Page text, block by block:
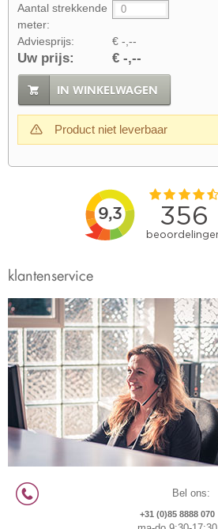
Aantal strekkende
meter:
Adviesprijs:
€ -,--
Uw prijs: € -,--
IN WINKELWAGEN
Product niet leverbaar
klantenservice
Bel ons:
+31 (0)85 8888 070